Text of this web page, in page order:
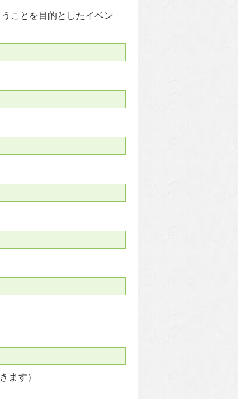
ことを目的としたイベン
ます）